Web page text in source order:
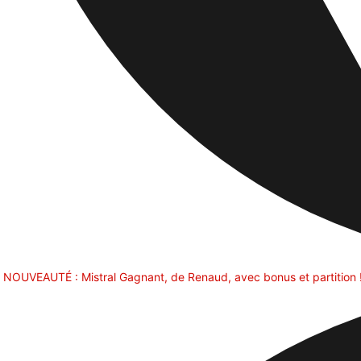
NOUVEAUTÉ : Mistral Gagnant, de Renaud, avec bonus et partition